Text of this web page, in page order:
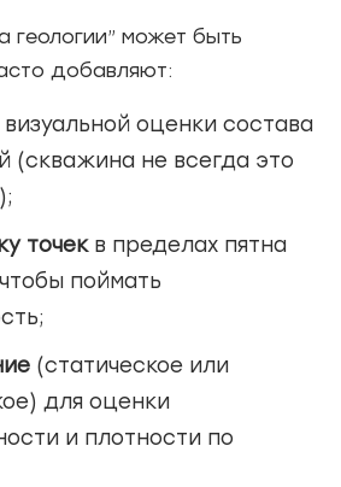
геологии” может быть
добавляют:
оценки состава
(скважина не всегда это
точекв пределах пятна
поймать
(статическое или
для оценки
и плотности по